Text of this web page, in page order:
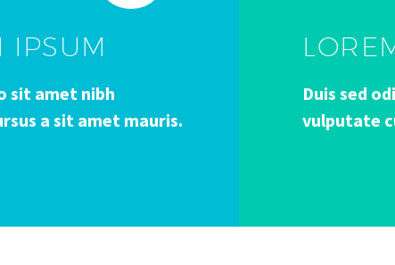
IPSUM
sit amet nibh
a sit amet mauris.
Duis sed
vulputate